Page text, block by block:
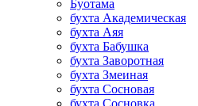
Буотама
бухта Академическая
бухта Аяя
бухта Бабушка
бухта Заворотная
бухта Змеиная
бухта Сосновая
бухта Сосновка